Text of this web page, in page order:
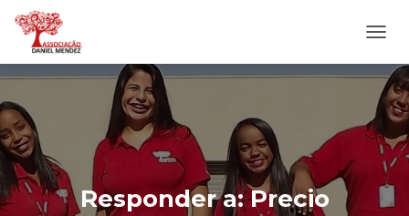
L
T
E
R
N
A
N
A
Responder a: Precio